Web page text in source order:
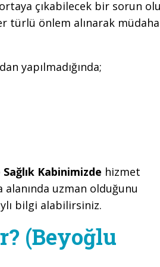
çıkabilecek bir sorun
türlü önlem alınarak
yapılmadığında;
Kabinimizde hizmet
uzman olduğunu
bilgi alabilirsiniz.
(Beyoğlu